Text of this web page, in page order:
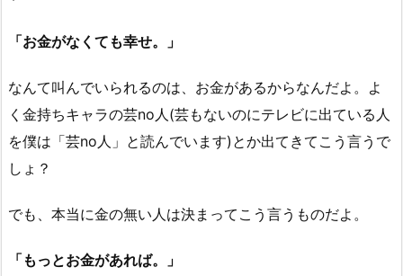
「お金がなくても幸せ。」
なんて叫んでいられるのは、お金があるからなんだよ。よ
く金持ちキャラの芸no人(芸もないのにテレビに出ている人
を僕は「芸no人」と読んでいます)とか出てきてこう言うで
しょ？
でも、本当に金の無い人は決まってこう言うものだよ。
「もっとお金があれば。」